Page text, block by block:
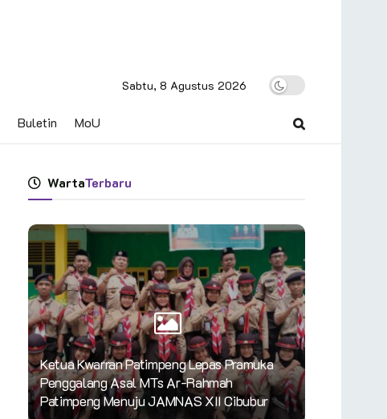
Sabtu, 8 Agustus 2026
Buletin MoU
WartaTerbaru
Ketua Kwarran Patimpeng Lepas Pramuka
Penggalang Asal MTs Ar-Rahmah
Patimpeng Menuju JAMNAS XII Cibubur